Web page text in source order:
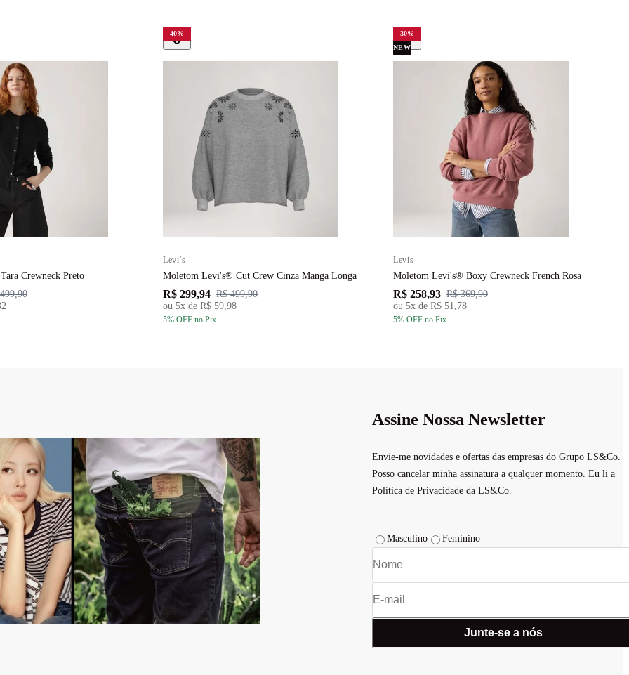
Crewneck Preto
40%
Levi's
Moletom Levi's® Cut Crew Cinza Manga Longa
R$ 299,94 R$ 499,90
ou 5x de R$ 59,98
5% OFF no Pix
30%
NEW
Levis
Moletom Levi's® Boxy Crewneck French Rosa
R$ 258,93 R$ 369,90
ou 5x de R$ 51,78
5% OFF no Pix
Assine Nossa Newsletter
Envie-me novidades e ofertas das empresas do Grupo LS&Co.
Posso cancelar minha assinatura a qualquer momento. Eu li a
Política de Privacidade da LS&Co.
Masculino Feminino
Junte-se a nós